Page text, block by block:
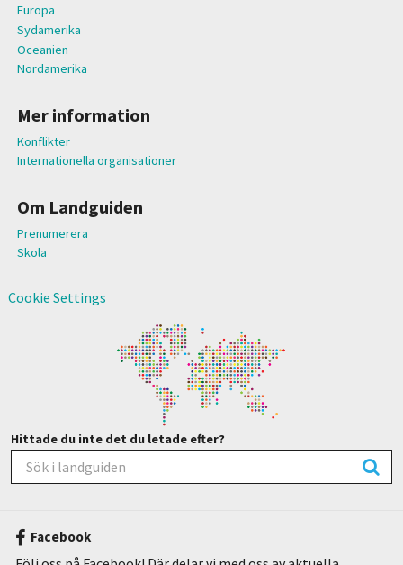
Europa
Sydamerika
Oceanien
Nordamerika
Mer information
Konflikter
Internationella organisationer
Om Landguiden
Prenumerera
Skola
Cookie Settings
Hittade du inte det du letade efter?
Facebook